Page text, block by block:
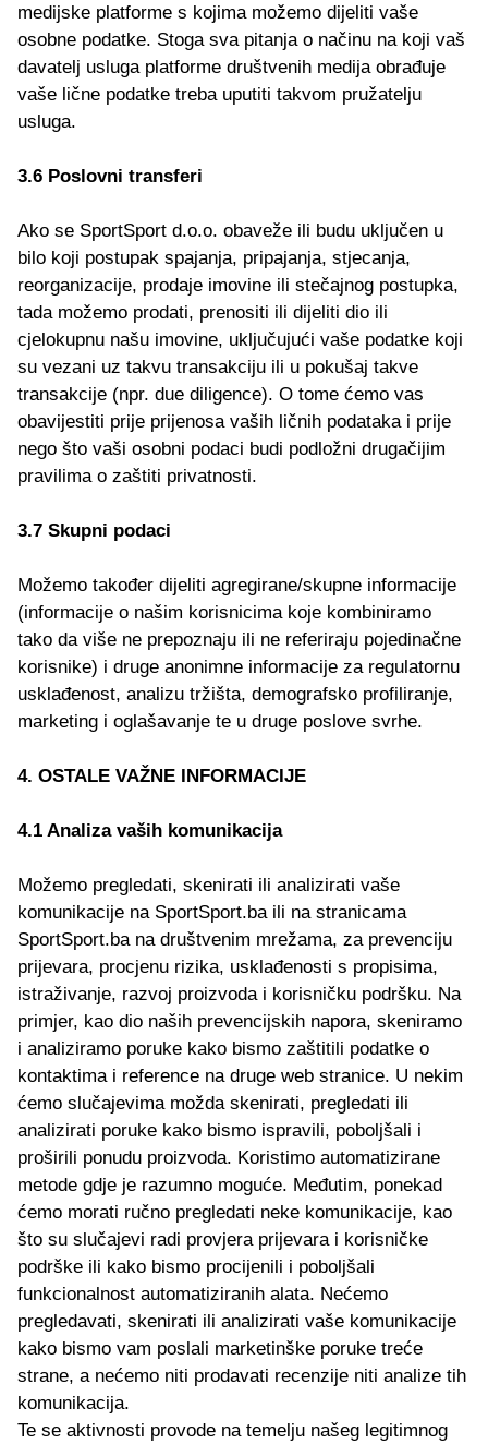
medijske platforme s kojima možemo dijeliti vaše
osobne podatke. Stoga sva pitanja o načinu na koji vaš
davatelj usluga platforme društvenih medija obrađuje
vaše lične podatke treba uputiti takvom pružatelju
usluga.
3.6 Poslovni transferi
Ako se SportSport d.o.o. obaveže ili budu uključen u
bilo koji postupak spajanja, pripajanja, stjecanja,
reorganizacije, prodaje imovine ili stečajnog postupka,
tada možemo prodati, prenositi ili dijeliti dio ili
cjelokupnu našu imovine, uključujući vaše podatke koji
su vezani uz takvu transakciju ili u pokušaj takve
transakcije (npr. due diligence). O tome ćemo vas
obavijestiti prije prijenosa vaših ličnih podataka i prije
nego što vaši osobni podaci budi podložni drugačijim
pravilima o zaštiti privatnosti.
3.7 Skupni podaci
Možemo također dijeliti agregirane/skupne informacije
(informacije o našim korisnicima koje kombiniramo
tako da više ne prepoznaju ili ne referiraju pojedinačne
korisnike) i druge anonimne informacije za regulatornu
usklađenost, analizu tržišta, demografsko profiliranje,
marketing i oglašavanje te u druge poslove svrhe.
4. OSTALE VAŽNE INFORMACIJE
4.1 Analiza vaših komunikacija
Možemo pregledati, skenirati ili analizirati vaše
komunikacije na SportSport.ba ili na stranicama
SportSport.ba na društvenim mrežama, za prevenciju
prijevara, procjenu rizika, usklađenosti s propisima,
istraživanje, razvoj proizvoda i korisničku podršku. Na
primjer, kao dio naših prevencijskih napora, skeniramo
i analiziramo poruke kako bismo zaštitili podatke o
kontaktima i reference na druge web stranice. U nekim
ćemo slučajevima možda skenirati, pregledati ili
analizirati poruke kako bismo ispravili, poboljšali i
proširili ponudu proizvoda. Koristimo automatizirane
metode gdje je razumno moguće. Međutim, ponekad
ćemo morati ručno pregledati neke komunikacije, kao
što su slučajevi radi provjera prijevara i korisničke
podrške ili kako bismo procijenili i poboljšali
funkcionalnost automatiziranih alata. Nećemo
pregledavati, skenirati ili analizirati vaše komunikacije
kako bismo vam poslali marketinške poruke treće
strane, a nećemo niti prodavati recenzije niti analize tih
komunikacija.
Te se aktivnosti provode na temelju našeg legitimnog